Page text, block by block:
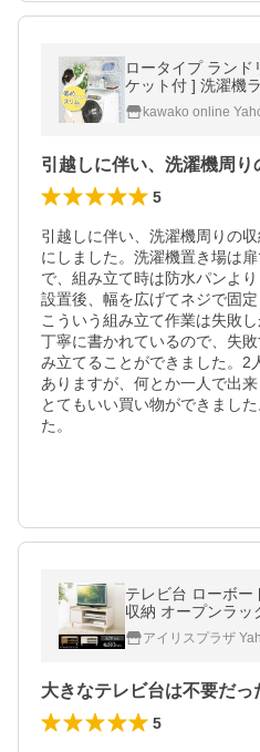
ロータイプ ランド
ケット付 ] 洗濯機ラック 洗濯機上 分別 バス
ケット かご 高さ
口工器
kawako online
5
引越しに伴い、洗濯機周りの
にしました。洗濯機置き場は
で、組み立て時は防水パンよ
設置後、幅を広げてネジで固定
こういう組み立て作業は失敗
丁寧に書かれているので、失
み立てることができました。2
ありますが、何とか一人で出来
とてもいい買い物ができまし
た。
テレビ台 ローボー
収納 オープンラッ
LA IR-TV-004
アイリスプラザ
5